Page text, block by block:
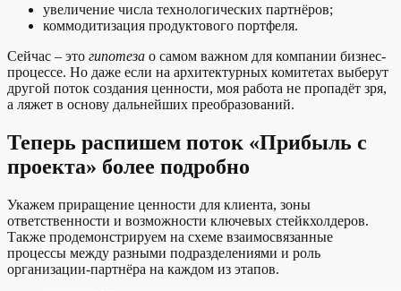
увеличение числа технологических партнёров;
коммодитизация продуктового портфеля.
Сейчас – это гипотеза о самом важном для компании бизнес-
процессе. Но даже если на архитектурных комитетах выберут
другой поток создания ценности, моя работа не пропадёт зря,
а ляжет в основу дальнейших преобразований.
Теперь распишем поток «Прибыль с
проекта» более подробно
Укажем приращение ценности для клиента, зоны
ответственности и возможности ключевых стейкхолдеров.
Также продемонстрируем на схеме взаимосвязанные
процессы между разными подразделениями и роль
организации-партнёра на каждом из этапов.